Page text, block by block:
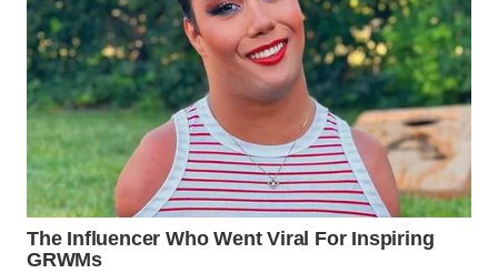
KALTARA
WN
KALSEL
WN
KALTIM
WN
SULSEL